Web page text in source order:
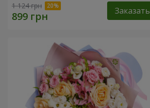
1 124 грн Заказать